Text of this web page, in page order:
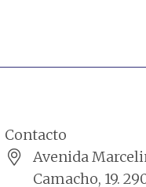
Contacto
Avenida
Camacho, 19.